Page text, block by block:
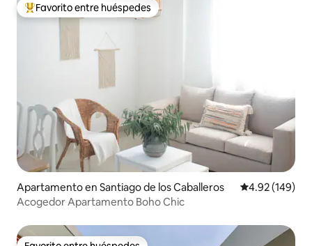
Favorito entre huéspedes preferido
Favorito entre huéspedes
Apartamento en Santiago de los Caballeros Calificación
4.92 (149)
Acogedor Apartamento Boho Chic